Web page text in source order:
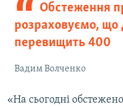
Обстеження
розраховуємо, що
перевищить 400
Вадим Волченко
«На сьогодні